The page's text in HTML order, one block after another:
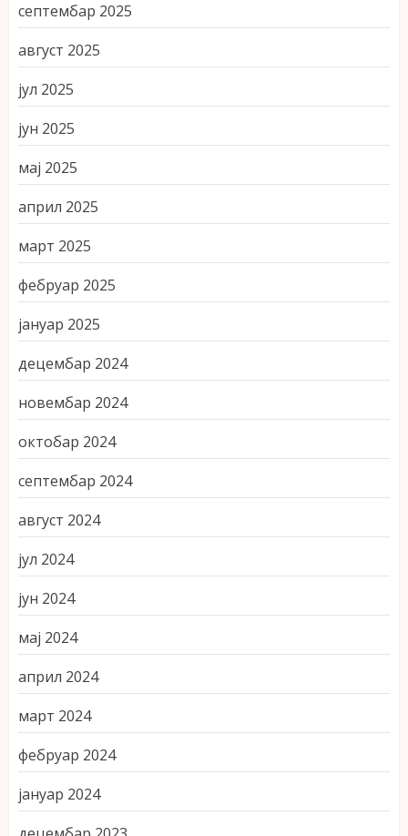
септембар 2025
август 2025
јул 2025
јун 2025
мај 2025
април 2025
март 2025
фебруар 2025
јануар 2025
децембар 2024
новембар 2024
октобар 2024
септембар 2024
август 2024
јул 2024
јун 2024
мај 2024
април 2024
март 2024
фебруар 2024
јануар 2024